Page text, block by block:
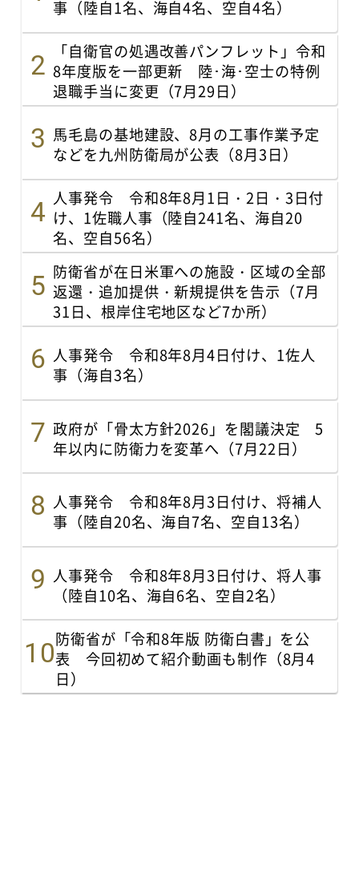
事（陸自1名、海自4名、空自4名）
「自衛官の処遇改善パンフレット」令和
8年度版を一部更新 陸･海･空士の特例
退職手当に変更（7月29日）
馬毛島の基地建設、8月の工事作業予定
などを九州防衛局が公表（8月3日）
人事発令 令和8年8月1日・2日・3日付
け、1佐職人事（陸自241名、海自20
名、空自56名）
防衛省が在日米軍への施設・区域の全部
返還・追加提供・新規提供を告示（7月
31日、根岸住宅地区など7か所）
人事発令 令和8年8月4日付け、1佐人
事（海自3名）
政府が「骨太方針2026」を閣議決定 5
年以内に防衛力を変革へ（7月22日）
人事発令 令和8年8月3日付け、将補人
事（陸自20名、海自7名、空自13名）
人事発令 令和8年8月3日付け、将人事
（陸自10名、海自6名、空自2名）
防衛省が「令和8年版 防衛白書」を公
表 今回初めて紹介動画も制作（8月4
日）